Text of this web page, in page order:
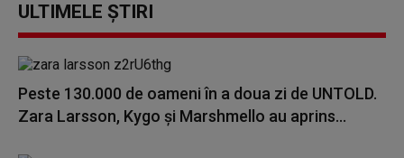
ULTIMELE ȘTIRI
Peste 130.000 de oameni în a doua zi de UNTOLD.
Zara Larsson, Kygo și Marshmello au aprins...